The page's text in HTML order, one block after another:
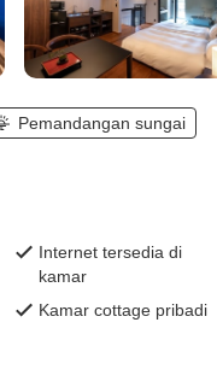
Pemandangan sungai
Internet tersedia di
kamar
Kamar cottage pribadi